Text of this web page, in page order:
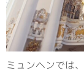
ミュンヘンでは